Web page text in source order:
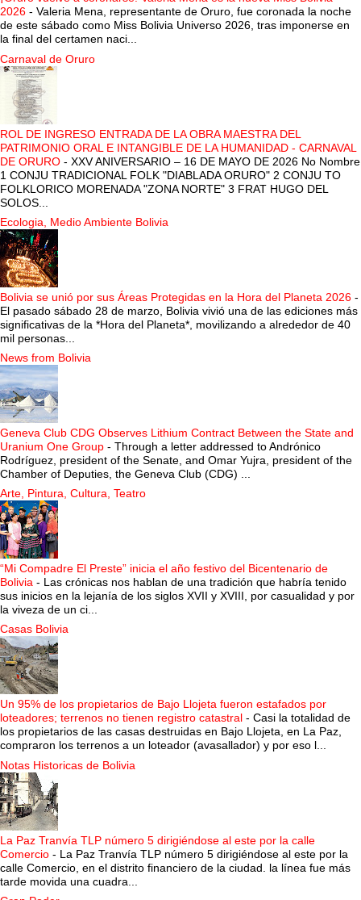
2026 - Valeria Mena, representante de Oruro, fue coronada la noche
de este sábado como Miss Bolivia Universo 2026, tras imponerse en
la final del certamen naci...
Carnaval de Oruro
ROL DE INGRESO ENTRADA DE LA OBRA MAESTRA DEL
PATRIMONIO ORAL E INTANGIBLE DE LA HUMANIDAD - CARNAVAL
DE ORURO - XXV ANIVERSARIO – 16 DE MAYO DE 2026 No Nombre
1 CONJU TRADICIONAL FOLK "DIABLADA ORURO" 2 CONJU TO
FOLKLORICO MORENADA "ZONA NORTE" 3 FRAT HUGO DEL
SOLOS...
Ecologia, Medio Ambiente Bolivia
Bolivia se unió por sus Áreas Protegidas en la Hora del Planeta 2026 -
El pasado sábado 28 de marzo, Bolivia vivió una de las ediciones más
significativas de la *Hora del Planeta*, movilizando a alrededor de 40
mil personas...
News from Bolivia
Geneva Club CDG Observes Lithium Contract Between the State and
Uranium One Group - Through a letter addressed to Andrónico
Rodríguez, president of the Senate, and Omar Yujra, president of the
Chamber of Deputies, the Geneva Club (CDG) ...
Arte, Pintura, Cultura, Teatro
“Mi Compadre El Preste” inicia el año festivo del Bicentenario de
Bolivia - Las crónicas nos hablan de una tradición que habría tenido
sus inicios en la lejanía de los siglos XVII y XVIII, por casualidad y por
la viveza de un ci...
Casas Bolivia
Un 95% de los propietarios de Bajo Llojeta fueron estafados por
loteadores; terrenos no tienen registro catastral - Casi la totalidad de
los propietarios de las casas destruidas en Bajo Llojeta, en La Paz,
compraron los terrenos a un loteador (avasallador) y por eso l...
Notas Historicas de Bolivia
La Paz Tranvía TLP número 5 dirigiéndose al este por la calle
Comercio - La Paz Tranvía TLP número 5 dirigiéndose al este por la
calle Comercio, en el distrito financiero de la ciudad. la línea fue más
tarde movida una cuadra...